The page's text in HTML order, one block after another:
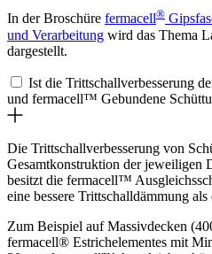
In der Broschüre fermacell®
und Verarbeitung wird das Thema
dargestellt.
Ist die Trittschallverbesserung
und fermacell™ Gebundene
Die Trittschallverbesserung von
Gesamtkonstruktion der jeweiligen
besitzt die fermacell™
eine bessere Trittschalldämmung
Zum Beispiel auf Massivdecken
fermacell® Estrichelementes mit